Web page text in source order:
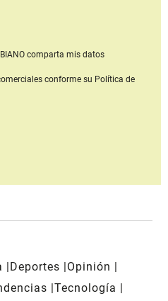
comparta mis datos
conforme su Política de
Deportes
Opinión
Tecnología